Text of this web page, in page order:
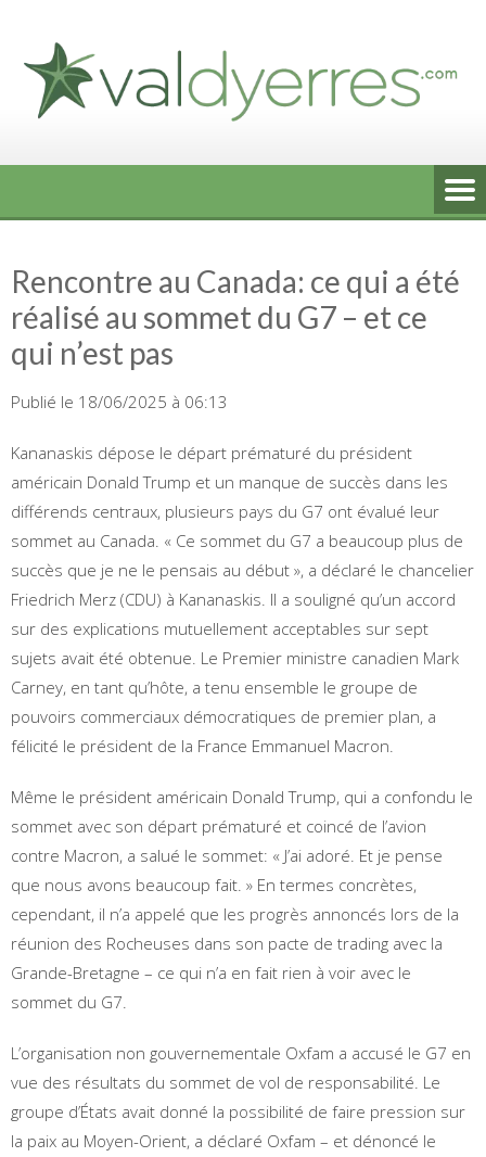
content
Rencontre au Canada: ce qui a été
réalisé au sommet du G7 – et ce
qui n’est pas
Publié le 18/06/2025 à 06:13
Kananaskis dépose le départ prématuré du président
américain Donald Trump et un manque de succès dans les
différends centraux, plusieurs pays du G7 ont évalué leur
sommet au Canada. « Ce sommet du G7 a beaucoup plus de
succès que je ne le pensais au début », a déclaré le chancelier
Friedrich Merz (CDU) à Kananaskis. Il a souligné qu’un accord
sur des explications mutuellement acceptables sur sept
sujets avait été obtenue. Le Premier ministre canadien Mark
Carney, en tant qu’hôte, a tenu ensemble le groupe de
pouvoirs commerciaux démocratiques de premier plan, a
félicité le président de la France Emmanuel Macron.
Même le président américain Donald Trump, qui a confondu le
sommet avec son départ prématuré et coincé de l’avion
contre Macron, a salué le sommet: « J’ai adoré. Et je pense
que nous avons beaucoup fait. » En termes concrètes,
cependant, il n’a appelé que les progrès annoncés lors de la
réunion des Rocheuses dans son pacte de trading avec la
Grande-Bretagne – ce qui n’a en fait rien à voir avec le
sommet du G7.
L’organisation non gouvernementale Oxfam a accusé le G7 en
vue des résultats du sommet de vol de responsabilité. Le
groupe d’États avait donné la possibilité de faire pression sur
la paix au Moyen-Orient, a déclaré Oxfam – et dénoncé le